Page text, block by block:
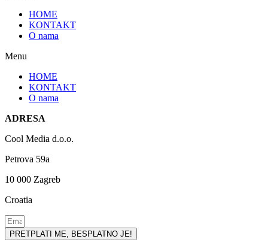
HOME
KONTAKT
O nama
Menu
HOME
KONTAKT
O nama
ADRESA
Cool Media d.o.o.
Petrova 59a
10 000 Zagreb
Croatia
PRETPLATI ME, BESPLATNO JE!